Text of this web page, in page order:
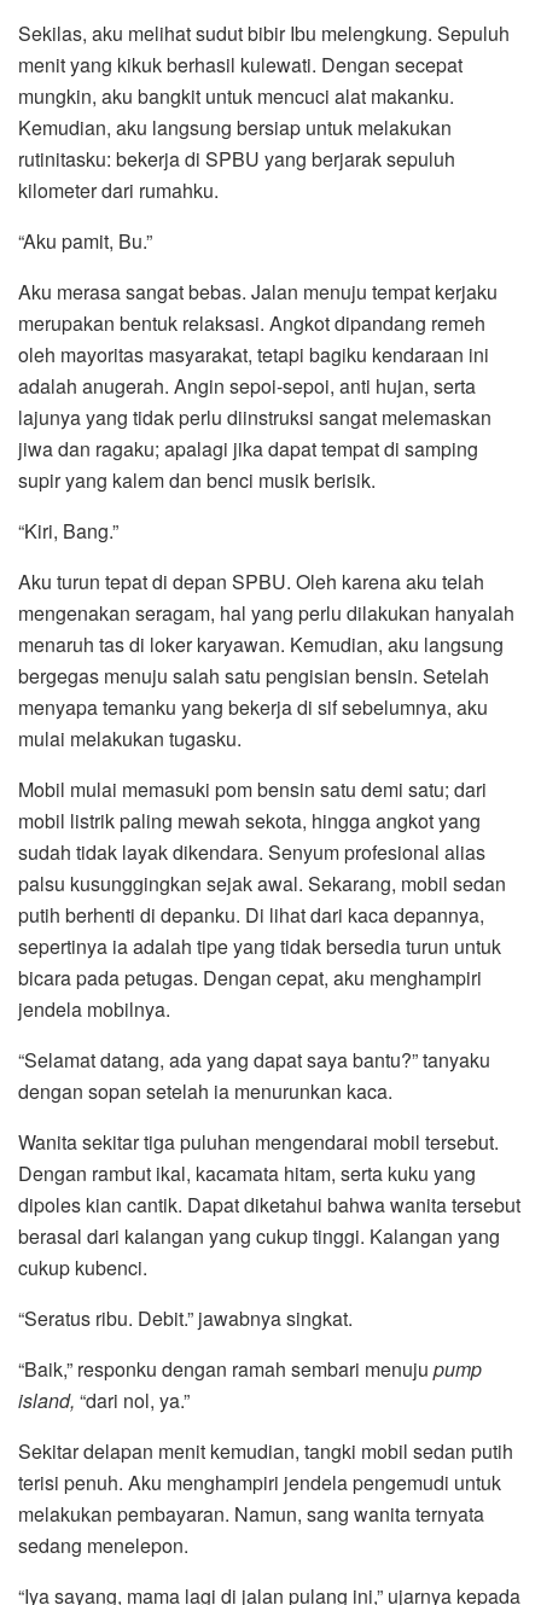
Sekilas, aku melihat sudut bibir Ibu melengkung. Sepuluh
menit yang kikuk berhasil kulewati. Dengan secepat
mungkin, aku bangkit untuk mencuci alat makanku.
Kemudian, aku langsung bersiap untuk melakukan
rutinitasku: bekerja di SPBU yang berjarak sepuluh
kilometer dari rumahku.
“Aku pamit, Bu.”
Aku merasa sangat bebas. Jalan menuju tempat kerjaku
merupakan bentuk relaksasi. Angkot dipandang remeh
oleh mayoritas masyarakat, tetapi bagiku kendaraan ini
adalah anugerah. Angin sepoi-sepoi, anti hujan, serta
lajunya yang tidak perlu diinstruksi sangat melemaskan
jiwa dan ragaku; apalagi jika dapat tempat di samping
supir yang kalem dan benci musik berisik.
“Kiri, Bang.”
Aku turun tepat di depan SPBU. Oleh karena aku telah
mengenakan seragam, hal yang perlu dilakukan hanyalah
menaruh tas di loker karyawan. Kemudian, aku langsung
bergegas menuju salah satu pengisian bensin. Setelah
menyapa temanku yang bekerja di sif sebelumnya, aku
mulai melakukan tugasku.
Mobil mulai memasuki pom bensin satu demi satu; dari
mobil listrik paling mewah sekota, hingga angkot yang
sudah tidak layak dikendara. Senyum profesional alias
palsu kusunggingkan sejak awal. Sekarang, mobil sedan
putih berhenti di depanku. Di lihat dari kaca depannya,
sepertinya ia adalah tipe yang tidak bersedia turun untuk
bicara pada petugas. Dengan cepat, aku menghampiri
jendela mobilnya.
“Selamat datang, ada yang dapat saya bantu?” tanyaku
dengan sopan setelah ia menurunkan kaca.
Wanita sekitar tiga puluhan mengendarai mobil tersebut.
Dengan rambut ikal, kacamata hitam, serta kuku yang
dipoles kian cantik. Dapat diketahui bahwa wanita tersebut
berasal dari kalangan yang cukup tinggi. Kalangan yang
cukup kubenci.
“Seratus ribu. Debit.” jawabnya singkat.
“Baik,” responku dengan ramah sembari menuju pump
island, “dari nol, ya.”
Sekitar delapan menit kemudian, tangki mobil sedan putih
terisi penuh. Aku menghampiri jendela pengemudi untuk
melakukan pembayaran. Namun, sang wanita ternyata
sedang menelepon.
“Iya sayang, mama lagi di jalan pulang ini,” ujarnya kepada